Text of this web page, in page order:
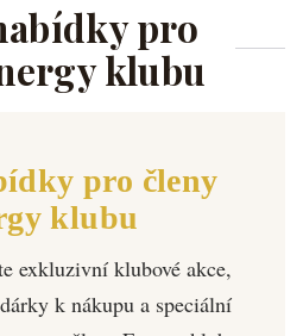
pro
klubu
pro členy
klubu
exkluzivní klubové akce,
k nákupu a speciální